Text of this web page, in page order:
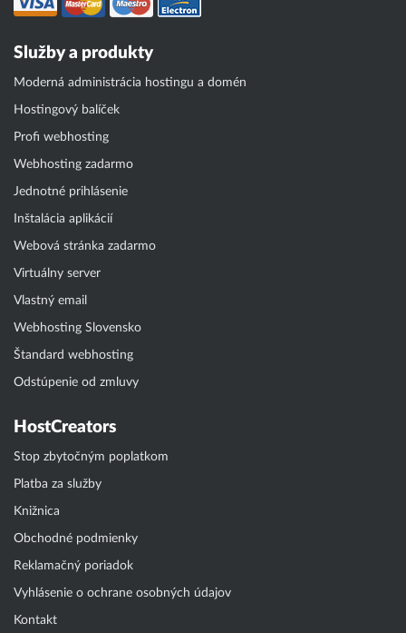
Služby a produkty
Moderná administrácia hostingu a domén
Hostingový balíček
Profi webhosting
Webhosting zadarmo
Jednotné prihlásenie
Inštalácia aplikácií
Webová stránka zadarmo
Virtuálny server
Vlastný email
Webhosting Slovensko
Štandard webhosting
Odstúpenie od zmluvy
HostCreators
Stop zbytočným poplatkom
Platba za služby
Knižnica
Obchodné podmienky
Reklamačný poriadok
Vyhlásenie o ochrane osobných údajov
Kontakt